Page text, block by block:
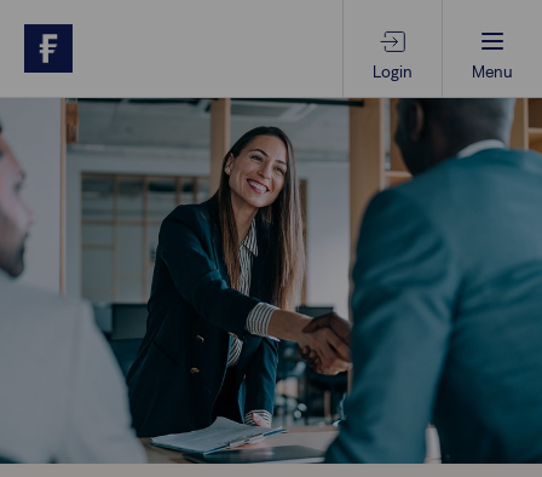
Login Menu
Beratungs-Tools
Anlagethemen
Anlagestrategien
Geschäftserfolg
Ansprechpartner